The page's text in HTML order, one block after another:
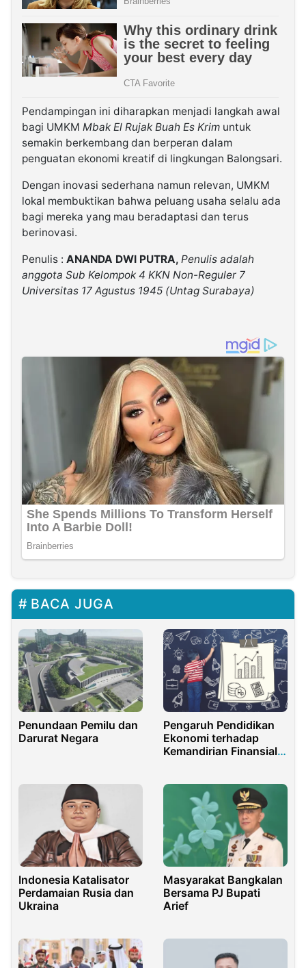
Pendampingan ini diharapkan menjadi langkah awal
bagi UMKM Mbak El Rujak Buah Es Krim untuk
semakin berkembang dan berperan dalam
penguatan ekonomi kreatif di lingkungan Balongsari.
Dengan inovasi sederhana namun relevan, UMKM
lokal membuktikan bahwa peluang usaha selalu ada
bagi mereka yang mau beradaptasi dan terus
berinovasi.
Penulis : ANANDA DWI PUTRA, Penulis adalah
anggota Sub Kelompok 4 KKN Non-Reguler 7
Universitas 17 Agustus 1945 (Untag Surabaya)
BACA JUGA
Penundaan Pemilu dan
Darurat Negara
Pengaruh Pendidikan
Ekonomi terhadap
Kemandirian Finansial
Indonesia Katalisator
Perdamaian Rusia dan
Ukraina
Masyarakat Bangkalan
Bersama PJ Bupati
Arief